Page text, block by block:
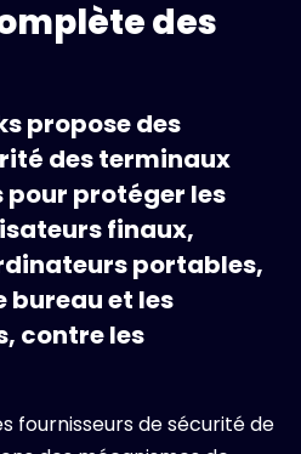
des
propose des
des terminaux
pour protéger les
finaux,
portables,
bureau et les
contre les
fournisseurs de sécurité de